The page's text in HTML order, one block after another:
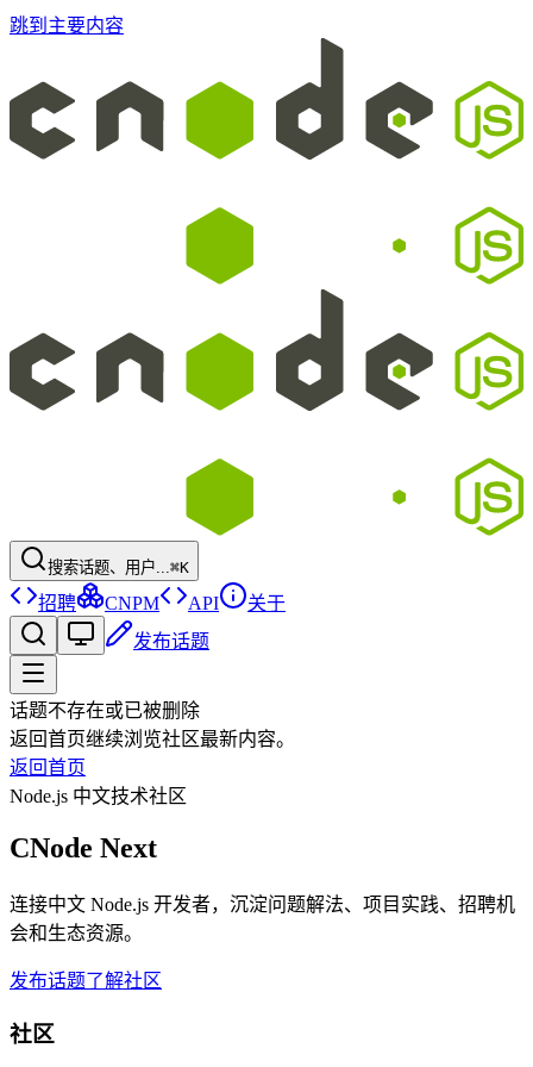
跳到主要内容
搜索话题、用户...⌘K
招聘 CNPM API
关于
发布话题
话题不存在或已被删除
返回首页继续浏览社区最新内容。
返回首页
Node.js 中文技术社区
CNode Next
连接中文 Node.js 开发者，沉淀问题解法、项目实践、招聘机
会和生态资源。
发布话题了解社区
社区